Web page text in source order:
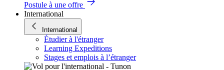
Postule à une offre
International
International
Étudier à l'étranger
Learning Expeditions
Stages et emplois à l’étranger